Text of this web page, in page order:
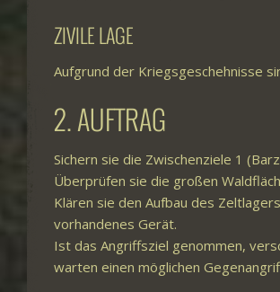
ZIVILE LAGE
Aufgrund der Kriegsgeschehnisse
2. AUFTRAG
Sichern sie die Zwischenziele 1
Überprüfen sie die großen
Klären sie den Aufbau des
vorhandenes Gerät.
Ist das Angriffsziel genommen,
warten einen möglichen